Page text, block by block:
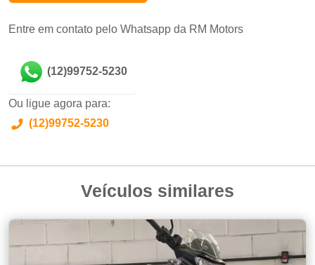
Entre em contato pelo Whatsapp da RM Motors
(12)99752-5230
Ou ligue agora para:
(12)99752-5230
Veículos similares